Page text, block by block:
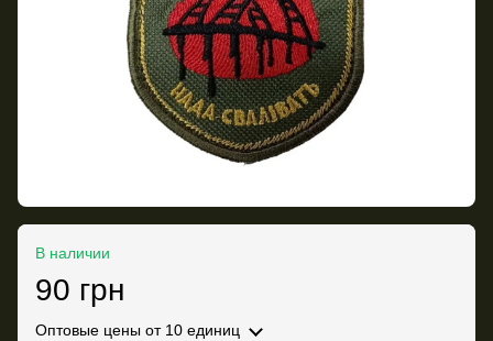
В наличии
90 грн
Оптовые цены от 10 единиц